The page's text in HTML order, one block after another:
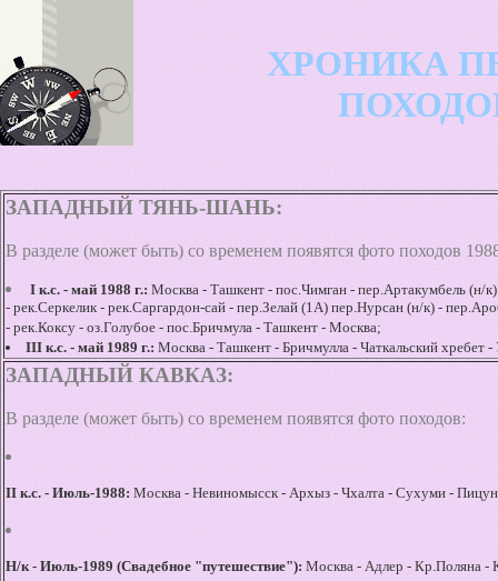
ХРОНИКА
ПОХОДОВ:
ЗАПАДНЫЙ ТЯНЬ-ШАНЬ:
В разделе (может быть) со временем появятся фото походов
I к.с. - май 1988 г.: Москва - Ташкент - пос.Чимган - пер.Артакумбель (н/
- рек.Серкелик - рек.Саргардон-сай - пер.Зелай (1А) пер.Нурсан (н/к) -
- рек.Коксу - оз.Голубое - пос.Бричмула - Ташкент - Москва;
III к.с. - май 1989 г.: Москва - Ташкент - Бричмулла - Чаткальский хребет
ЗАПАДНЫЙ КАВКАЗ:
В разделе (может быть) со временем появятся фото походов:
II к.с. - Июль-1988: Москва - Невиномысск - Архыз - Чхалта - Сухуми -
Н/к - Июль-1989 (Свадебное "путешествие"): Москва - Адлер - Кр.Поляна -